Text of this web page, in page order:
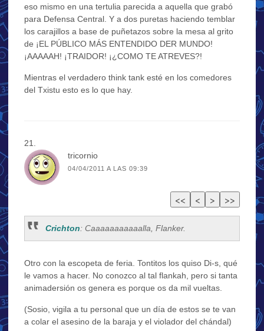
eso mismo en una tertulia parecida a aquella que grabó
para Defensa Central. Y a dos puretas haciendo temblar
los carajillos a base de puñetazos sobre la mesa al grito
de ¡EL PÚBLICO MÁS ENTENDIDO DER MUNDO!
¡AAAAAH! ¡TRAIDOR! ¡¿COMO TE ATREVES?!
Mientras el verdadero think tank esté en los comedores
del Txistu esto es lo que hay.
tricornio
04/04/2011 A LAS 09:39
Crichton: Caaaaaaaaaaalla, Flanker.
Otro con la escopeta de feria. Tontitos los quiso Di-s, qué
le vamos a hacer. No conozco al tal flankah, pero si tanta
animadersión os genera es porque os da mil vueltas.
(Sosio, vigila a tu personal que un día de estos se te van
a colar el asesino de la baraja y el violador del chándal)